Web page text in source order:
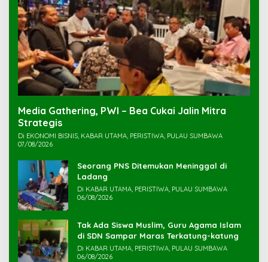
Media Gathering, PWI – Bea Cukai Jalin Mitra
Strategis
Di EKONOMI BISNIS, KABAR UTAMA, PERISTIWA, PULAU SUMBAWA
07/08/2026
Seorang PNS Ditemukan Meninggal di
Ladang
Di KABAR UTAMA, PERISTIWA, PULAU SUMBAWA
06/08/2026
Tak Ada Siswa Muslim, Guru Agama Islam
di SDN Sampar Maras Terkatung-katung ‎
Di KABAR UTAMA, PERISTIWA, PULAU SUMBAWA
06/08/2026